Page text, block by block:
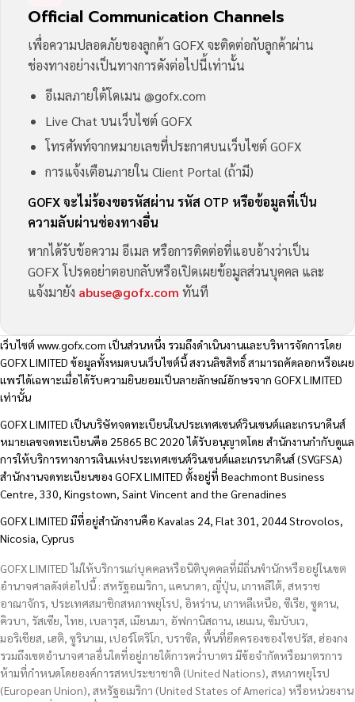
Official Communication Channels
เพื่อความปลอดภัยของลูกค้า GOFX จะติดต่อกับลูกค้าผ่าน
ช่องทางอย่างเป็นทางการดังต่อไปนี้เท่านั้น
อีเมลภายใต้โดเมน @gofx.com
Live Chat บนเว็บไซต์ GOFX
โทรศัพท์จากหมายเลขที่ประกาศบนเว็บไซต์ GOFX
การแจ้งเตือนภายใน Client Portal (ถ้ามี)
GOFX จะไม่ร้องขอรหัสผ่าน รหัส OTP หรือข้อมูลที่เป็น
ความลับผ่านช่องทางอื่น
หากได้รับข้อความ อีเมล หรือการติดต่อที่แอบอ้างว่าเป็น
GOFX โปรดอย่าตอบกลับหรือเปิดเผยข้อมูลส่วนบุคคล และ
แจ้งมายัง abuse@gofx.com ทันที
เว็บไซต์ www.gofx.com เป็นส่วนหนึ่ง รวมถึงดำเนินงานและบริหารจัดการโดย
GOFX LIMITED ข้อมูลทั้งหมดบนเว็บไซต์นี้ สงวนลิขสิทธิ์ สามารถคัดลอกหรือเผย
แพร่ได้เฉพาะเมื่อได้รับความยินยอมเป็นลายลักษณ์อักษรจาก GOFX LIMITED
เท่านั้น
GOFX LIMITED เป็นบริษัทจดทะเบียนในประเทศเซนต์วินเซนต์และเกรนาดีนส์
หมายเลขจดทะเบียนคือ 25865 BC 2020 ได้รับอนุญาตโดย สำนักงานกำกับดูแล
การให้บริการทางการเงินแห่งประเทศเซนต์วินเซนต์และเกรนาดีนส์ (SVGFSA)
สำนักงานจดทะเบียนของ GOFX LIMITED ตั้งอยู่ที่ Beachmont Business
Centre, 330, Kingstown, Saint Vincent and the Grenadines
GOFX LIMITED มีที่อยู่สำนักงานคือ Kavalas 24, Flat 301, 2044 Strovolos,
Nicosia, Cyprus
GOFX LIMITED ไม่ให้บริการแก่บุคคลหรือนิติบุคคลที่มีถิ่นพำนักหรืออยู่ในเขต
อำนาจศาลดังต่อไปนี้ : สหรัฐอเมริกา, แคนาดา, ญี่ปุ่น, เกาหลีใต้, สหราช
อาณาจักร, ประเทศสมาชิกสหภาพยุโรป, อิหร่าน, เกาหลีเหนือ, ซีเรีย, ซูดาน,
คิวบา, รัสเซีย, ไทย, เบลารุส, เมียนมา, อัฟกานิสถาน, เยเมน, ซิมบับเว,
มอริเชียส, เฮติ, ซูรินาเม, เปอร์โตริโก, บราซิล, พื้นที่ยึดครองของไซปรัส, ฮ่องกง
รวมถึงเขตอำนาจศาลอื่นใดที่อยู่ภายใต้การคว่ำบาตร มีข้อจำกัดหรือมาตรการ
ห้ามที่กำหนดโดยองค์การสหประชาชาติ (United Nations), สหภาพยุโรป
(European Union), สหรัฐอเมริกา (United States of America) หรือหน่วยงาน